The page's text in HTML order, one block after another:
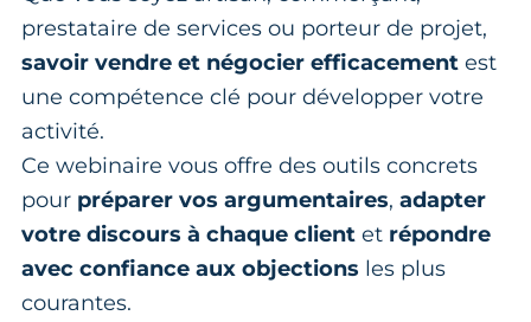
prestataire de services ou porteur de projet,
savoir vendre et négocier efficacement est
une compétence clé pour développer votre
activité.
Ce webinaire vous offre des outils concrets
pour préparer vos argumentaires, adapter
votre discours à chaque client et répondre
avec confiance aux objections les plus
courantes.